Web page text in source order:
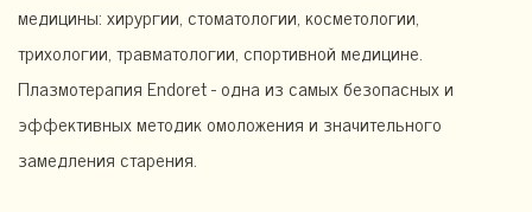
медицины: хирургии, стоматологии, косметологии,
трихологии, травматологии, спортивной медицине.
Плазмотерапия Endoret - одна из самых безопасных и
эффективных методик омоложения и значительного
замедления старения.